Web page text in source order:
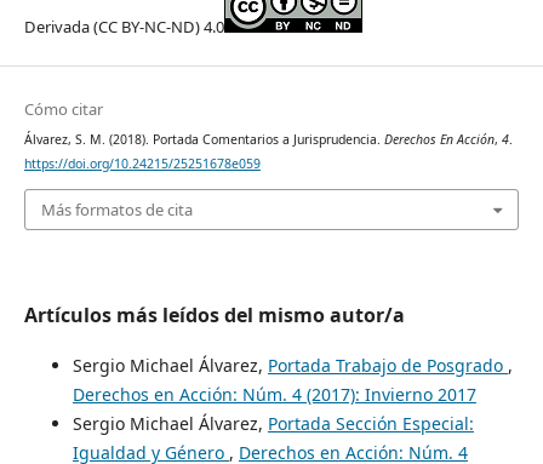
Derivada (CC BY-NC-ND) 4.0
Cómo citar
Álvarez, S. M. (2018). Portada Comentarios a Jurisprudencia. Derechos En Acción, 4.
https://doi.org/10.24215/25251678e059
Más formatos de cita
Artículos más leídos del mismo autor/a
Sergio Michael Álvarez, Portada Trabajo de Posgrado ,
Derechos en Acción: Núm. 4 (2017): Invierno 2017
Sergio Michael Álvarez, Portada Sección Especial:
Igualdad y Género , Derechos en Acción: Núm. 4